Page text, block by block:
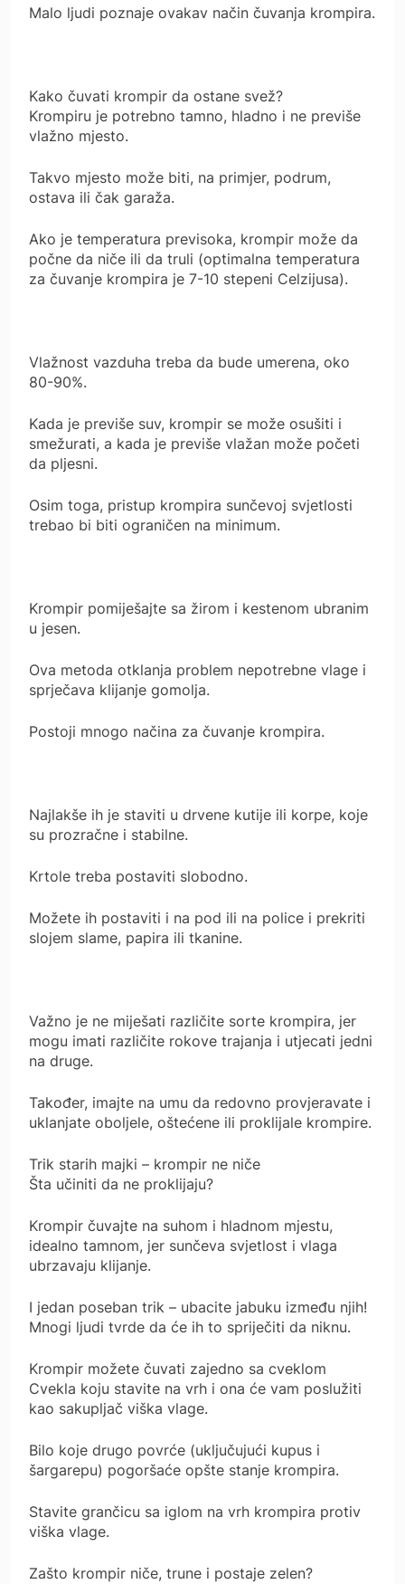
Malo ljudi poznaje ovakav način čuvanja krompira.
Kako čuvati krompir da ostane svež?
Krompiru je potrebno tamno, hladno i ne previše
vlažno mjesto.
Takvo mjesto može biti, na primjer, podrum,
ostava ili čak garaža.
Ako je temperatura previsoka, krompir može da
počne da niče ili da truli (optimalna temperatura
za čuvanje krompira je 7-10 stepeni Celzijusa).
Vlažnost vazduha treba da bude umerena, oko
80-90%.
Kada je previše suv, krompir se može osušiti i
smežurati, a kada je previše vlažan može početi
da pljesni.
Osim toga, pristup krompira sunčevoj svjetlosti
trebao bi biti ograničen na minimum.
Krompir pomiješajte sa žirom i kestenom ubranim
u jesen.
Ova metoda otklanja problem nepotrebne vlage i
sprječava klijanje gomolja.
Postoji mnogo načina za čuvanje krompira.
Najlakše ih je staviti u drvene kutije ili korpe, koje
su prozračne i stabilne.
Krtole treba postaviti slobodno.
Možete ih postaviti i na pod ili na police i prekriti
slojem slame, papira ili tkanine.
Važno je ne miješati različite sorte krompira, jer
mogu imati različite rokove trajanja i utjecati jedni
na druge.
Također, imajte na umu da redovno provjeravate i
uklanjate oboljele, oštećene ili proklijale krompire.
Trik starih majki – krompir ne niče
Šta učiniti da ne proklijaju?
Krompir čuvajte na suhom i hladnom mjestu,
idealno tamnom, jer sunčeva svjetlost i vlaga
ubrzavaju klijanje.
I jedan poseban trik – ubacite jabuku između njih!
Mnogi ljudi tvrde da će ih to spriječiti da niknu.
Krompir možete čuvati zajedno sa cveklom
Cvekla koju stavite na vrh i ona će vam poslužiti
kao sakupljač viška vlage.
Bilo koje drugo povrće (uključujući kupus i
šargarepu) pogoršaće opšte stanje krompira.
Stavite grančicu sa iglom na vrh krompira protiv
viška vlage.
Zašto krompir niče, trune i postaje zelen?